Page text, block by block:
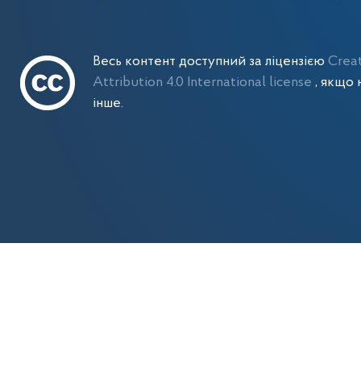
Весь контент доступний за ліцензією
Attribution 4.0 International license , якщо
інше.